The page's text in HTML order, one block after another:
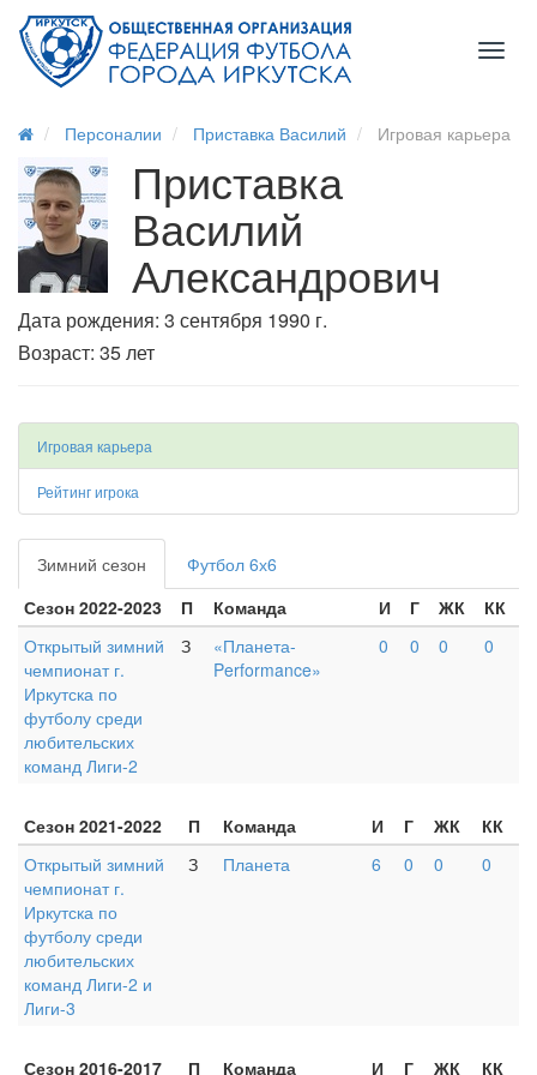
Персоналии Приставка Василий Игровая карьера
Приставка
Василий
Александрович
Дата рождения: 3 сентября 1990 г.
Возраст: 35 лет
Игровая карьера
Рейтинг игрока
Зимний сезон
Футбол 6х6
Сезон 2022-2023
П Команда И Г ЖК
КК
Открытый зимний
чемпионат г.
Иркутска по
футболу среди
любительских
команд Лиги-2
З
«Планета-
Performance»
0 0 0 0
Сезон 2021-2022 П Команда И Г ЖК
КК
Открытый зимний
чемпионат г.
Иркутска по
футболу среди
любительских
команд Лиги-2 и
Лиги-3
З Планета 6 0 0 0
Сезон 2016-2017 П Команда И Г ЖК КК